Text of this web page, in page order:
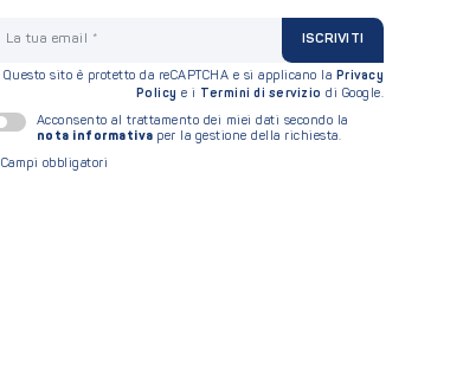
ISCRIVITI
Questo sito è protetto da reCAPTCHA e si applicano la Privacy
Policy e i Termini di servizio di Google.
Acconsento al trattamento dei miei dati secondo la
nota informativa per la gestione della richiesta.
Campi obbligatori